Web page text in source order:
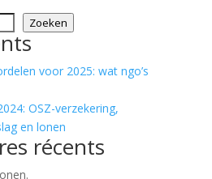
Zoeken
voor 2025: wat ngo’s
OSZ-verzekering,
en lonen
récents